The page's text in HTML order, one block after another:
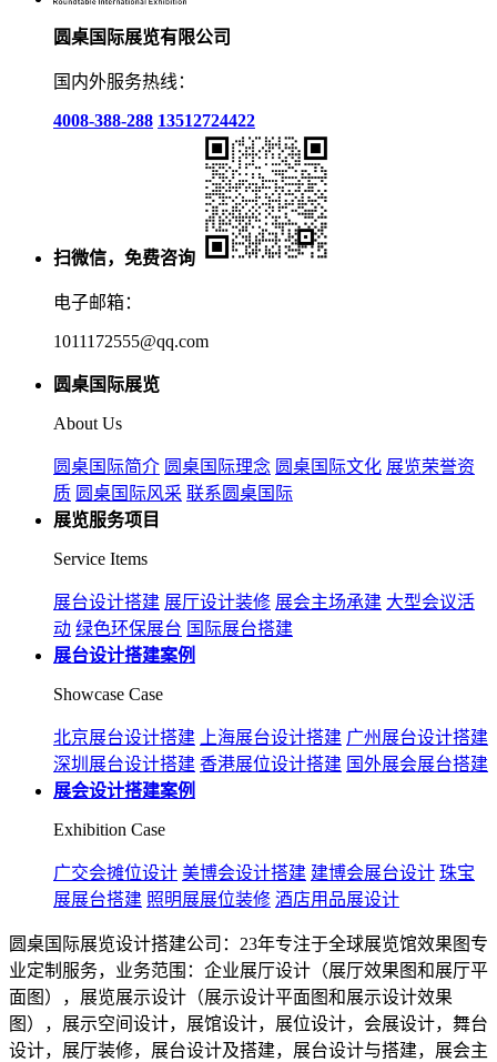
圆桌国际展览有限公司
国内外服务热线：
4008-388-288 13512724422
扫微信，免费咨询
电子邮箱：
1011172555@qq.com
圆桌国际展览
About Us
圆桌国际简介 圆桌国际理念 圆桌国际文化 展览荣誉资
质 圆桌国际风采 联系圆桌国际
展览服务项目
Service Items
展台设计搭建 展厅设计装修 展会主场承建 大型会议活
动 绿色环保展台 国际展台搭建
展台设计搭建案例
Showcase Case
北京展台设计搭建 上海展台设计搭建 广州展台设计搭建
深圳展台设计搭建 香港展位设计搭建 国外展会展台搭建
展会设计搭建案例
Exhibition Case
广交会摊位设计 美博会设计搭建 建博会展台设计 珠宝
展展台搭建 照明展展位装修 酒店用品展设计
圆桌国际展览设计搭建公司：23年专注于全球展览馆效果图专
业定制服务，业务范围：企业展厅设计（展厅效果图和展厅平
面图），展览展示设计（展示设计平面图和展示设计效果
图），展示空间设计，展馆设计，展位设计，会展设计，舞台
设计，展厅装修，展台设计及搭建，展台设计与搭建，展会主